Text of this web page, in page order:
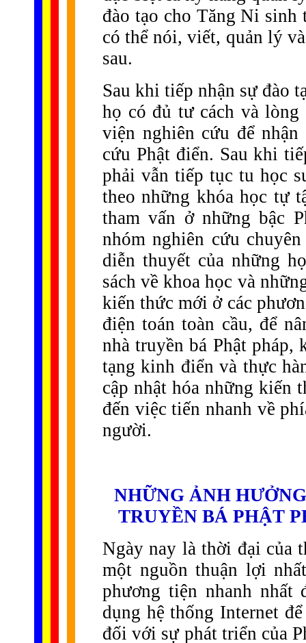
đào tạo cho Tăng Ni sinh
có thể nói, viết, quản lý
sau.
Sau khi tiếp nhận sự đào
họ có đủ tư cách và
viện nghiên cứu để
cứu Phật điển. Sau khi
phải vẫn tiếp tục tu học
theo những khóa học tự
tham vấn ở những bậc
nhóm nghiên cứu
diễn thuyết của những
sách về khoa học và
kiến thức mới ở các
điện toán toàn cầu, để
nhà truyền bá Phật pháp,
tạng kinh điển và thực
cập nhật hóa những kiến
đến việc tiến nhanh về
người.
NHỮNG ẢNH
TRUYỀN BÁ PHẬT
Ngày nay là thời đại của
một nguồn thuận lợi
phương tiện nhanh nhất
dụng hệ thống Internet
đối với sự phát triển của